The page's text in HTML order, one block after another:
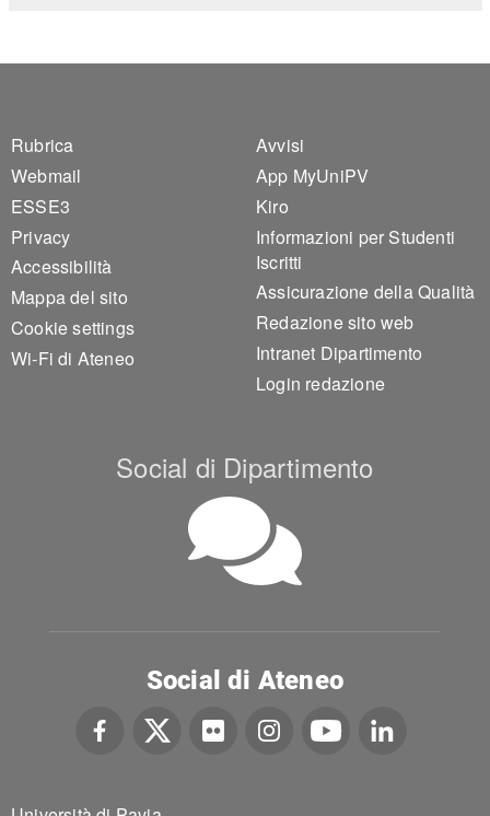
Footer 1
Rubrica
Webmail
ESSE3
Privacy
Accessibilità
Mappa del sito
Cookie settings
Wi-Fi di Ateneo
Footer 2
Avvisi
App MyUniPV
Kiro
Informazioni per Studenti
Iscritti
Assicurazione della Qualità
Redazione sito web
Intranet Dipartimento
Login redazione
Social di Dipartimento
Social di Ateneo